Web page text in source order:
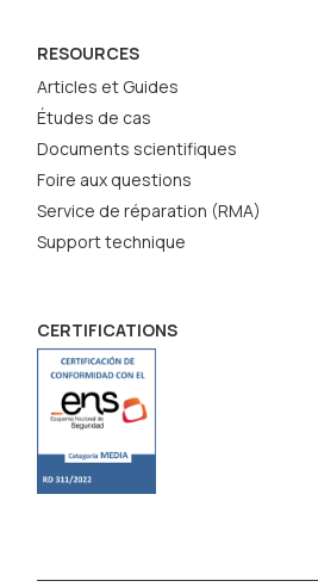
RESOURCES
Articles et Guides
Études de cas
Documents scientifiques
Foire aux questions
Service de réparation (RMA)
Support technique
CERTIFICATIONS